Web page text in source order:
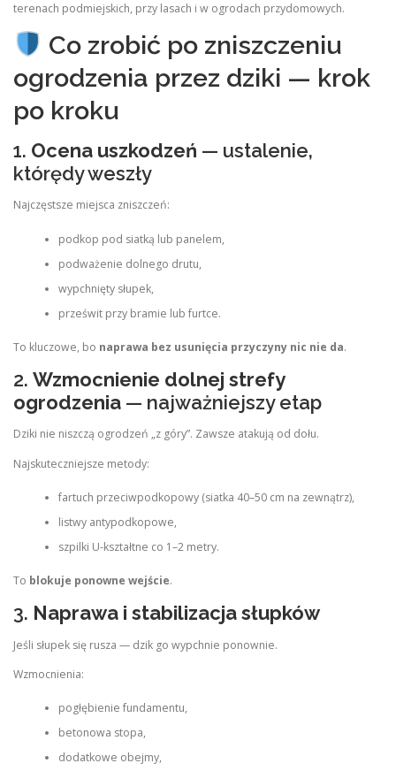
terenach podmiejskich, przy lasach i w ogrodach przydomowych.
Co zrobić po zniszczeniu
ogrodzenia przez dziki — krok
po kroku
1. Ocena uszkodzeń — ustalenie,
którędy weszły
Najczęstsze miejsca zniszczeń:
podkop pod siatką lub panelem,
podważenie dolnego drutu,
wypchnięty słupek,
prześwit przy bramie lub furtce.
To kluczowe, bo naprawa bez usunięcia przyczyny nic nie da.
2. Wzmocnienie dolnej strefy
ogrodzenia — najważniejszy etap
Dziki nie niszczą ogrodzeń „z góry”. Zawsze atakują od dołu.
Najskuteczniejsze metody:
fartuch przeciwpodkopowy (siatka 40–50 cm na zewnątrz),
listwy antypodkopowe,
szpilki U-kształtne co 1–2 metry.
To blokuje ponowne wejście.
3. Naprawa i stabilizacja słupków
Jeśli słupek się rusza — dzik go wypchnie ponownie.
Wzmocnienia:
pogłębienie fundamentu,
betonowa stopa,
dodatkowe obejmy,